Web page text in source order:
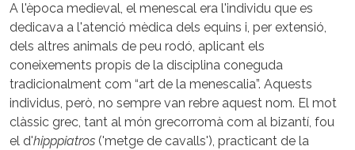
A l'època medieval, el menescal era l'individu que es
dedicava a l'atenció mèdica dels equins i, per extensió,
dels altres animals de peu rodó, aplicant els
coneixements propis de la disciplina coneguda
tradicionalment com “art de la menescalia”. Aquests
individus, però, no sempre van rebre aquest nom. El mot
clàssic grec, tant al món grecorromà com al bizantí, fou
el d'hipppiatros ('metge de cavalls'), practicant de la